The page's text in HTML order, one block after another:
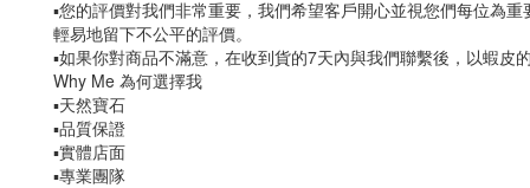
▪️您的評價對我們非常重要，我們希望客戶開心並視您們每位為
輕易地留下不公平的評價。
▪️如果你對商品不滿意，在收到貨的7天內與我們聯繫後，以蝦
Why Me 為何選擇我
▪️天然寶石
▪️品質保證
▪️實體店面
▪️專業團隊